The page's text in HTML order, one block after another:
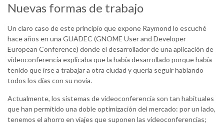
Nuevas formas de trabajo
Un claro caso de este principio que expone Raymond lo escuché
hace años en una GUADEC (GNOME User and Developer
European Conference) donde el desarrollador de una aplicación de
videoconferencia explicaba que la había desarrollado porque había
tenido que irse a trabajar a otra ciudad y quería seguir hablando
todos los días con su novia.
Actualmente, los sistemas de videoconferencia son tan habituales
que han permitido una doble optimización del mercado: por un lado,
tenemos el ahorro en viajes que suponen las videoconferencias;